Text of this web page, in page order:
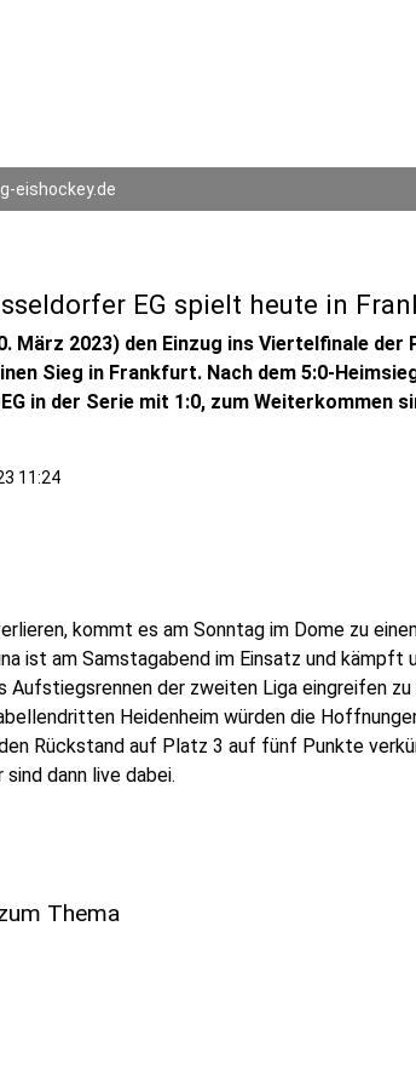
eishockey.de
EG spielt heute in
März 2023) den Einzug ins Viertelfinale
Sieg in Frankfurt. Nach dem 5:0-
in der Serie mit 1:0, zum Weiterkommen
11:24
kommt es am Sonntag im Dome zu
ist am Samstagabend im Einsatz und kämpft
Aufstiegsrennen der zweiten Liga eingreifen zu
Heidenheim würden die
Rückstand auf Platz 3 auf fünf Punkte
sind dann live dabei.
Thema